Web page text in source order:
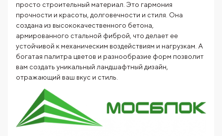
просто строительный материал. Это гармония
прочности и красоты, долговечности и стиля. Она
создана из высококачественного бетона,
армированного стальной фиброй, что делает ее
устойчивой к механическим воздействиям и нагрузкам. А
богатая палитра цветов и разнообразие форм позволит
вам создать уникальный ландшафтный дизайн,
отражающий ваш вкус и стиль.